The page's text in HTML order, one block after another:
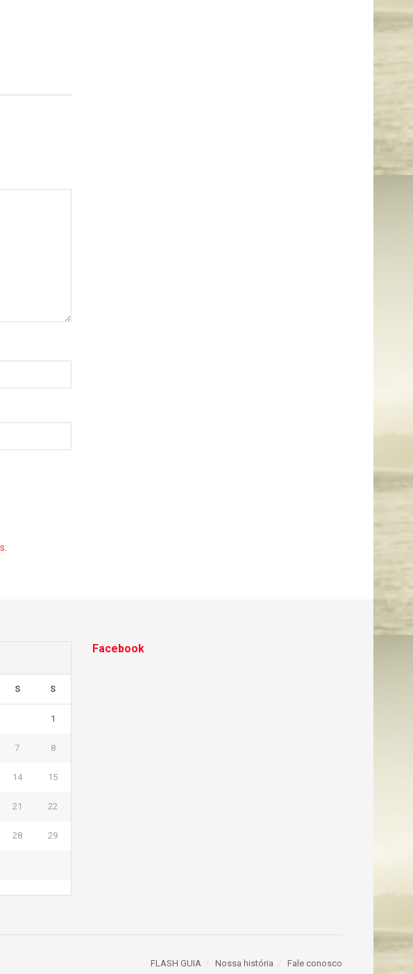
S S
1
7 8
14 15
21 22
28 29
Facebook
FLASH GUIA Nossa história Fale conosco